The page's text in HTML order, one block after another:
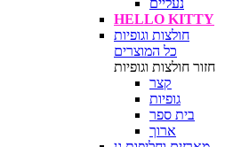
נעליים
HELLO KITTY
חולצות וגופיות
כל המוצרים
חזור חולצות וגופיות
קצר
גופיות
בית ספר
ארוך